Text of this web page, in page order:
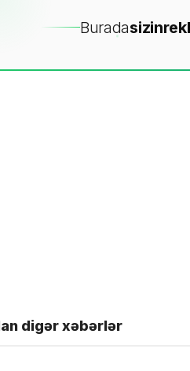
Buradasizin
digər xəbərlər